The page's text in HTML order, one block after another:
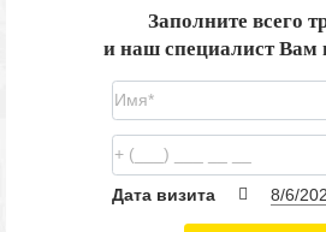
Заполните всего
и наш специалист Вам
Дата визита